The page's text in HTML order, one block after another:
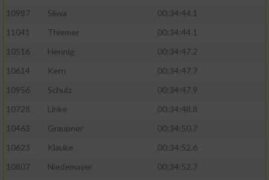
10987 Sliwa
00:34:44.1
11041
Thiemer
00:34:44.1
10516
Hennig
00:34:47.2
10614
Kern
00:34:47.7
10956
Schulz
00:34:47.9
10728
Linke
00:34:48.8
10463
Graupner
00:34:50.7
10623
Klauke
00:34:52.6
10807
Niedemayer
00:34:52.7